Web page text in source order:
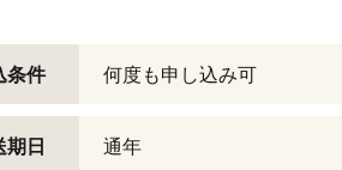
条件 何度も申し込み可
期日 通年